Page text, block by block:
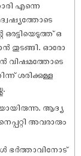
എന്നെ
ഒരട്ടിയെടുത്ത് ഒ
തുടങ്ങി. ഓരോ
വിഷമത്തോടെ
ശരിക്കുള്ള
ആദ്യ
അവരാരും
ഭർത്താവിനോട്